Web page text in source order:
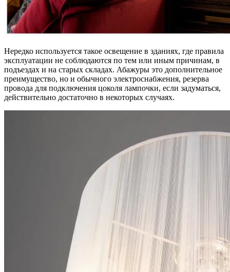
Нередко используется такое освещение в зданиях, где правила
эксплуатации не соблюдаются по тем или иным причинам, в
подъездах и на старых складах. Абажуры это дополнительное
преимущество, но и обычного электроснабжения, резерва
провода для подключения цоколя лампочки, если задуматься,
действительно достаточно в некоторых случаях.